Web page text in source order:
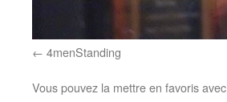
4menStanding
Vous pouvez la mettre en favoris avec